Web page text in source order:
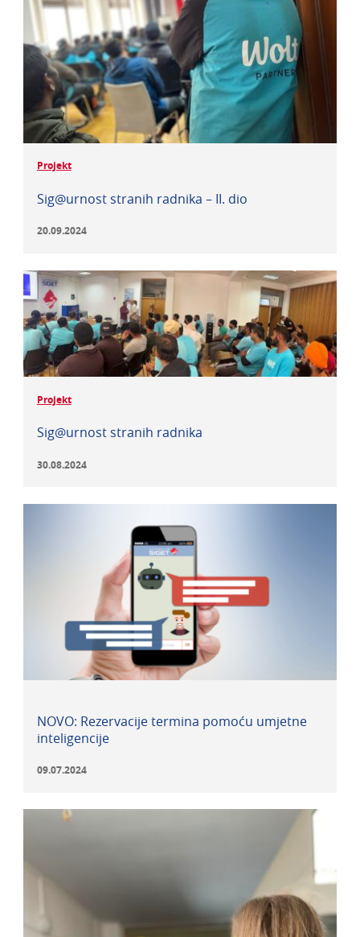
Projekt
Sig@urnost stranih radnika – II. dio
20.09.2024
Projekt
Sig@urnost stranih radnika
30.08.2024
NOVO: Rezervacije termina pomoću umjetne
inteligencije
09.07.2024